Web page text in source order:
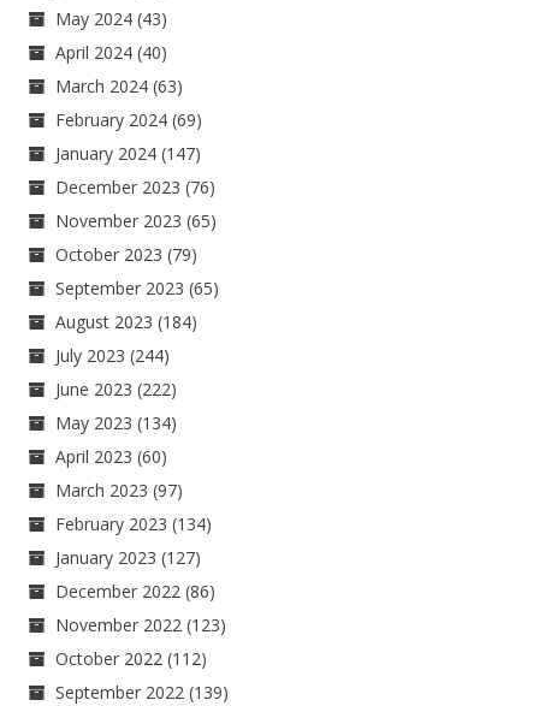
May 2024 (43)
April 2024 (40)
March 2024 (63)
February 2024 (69)
January 2024 (147)
December 2023 (76)
November 2023 (65)
October 2023 (79)
September 2023 (65)
August 2023 (184)
July 2023 (244)
June 2023 (222)
May 2023 (134)
April 2023 (60)
March 2023 (97)
February 2023 (134)
January 2023 (127)
December 2022 (86)
November 2022 (123)
October 2022 (112)
September 2022 (139)